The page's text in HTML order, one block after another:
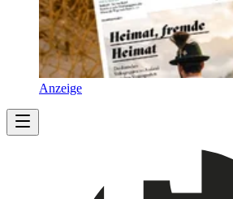
Anzeige